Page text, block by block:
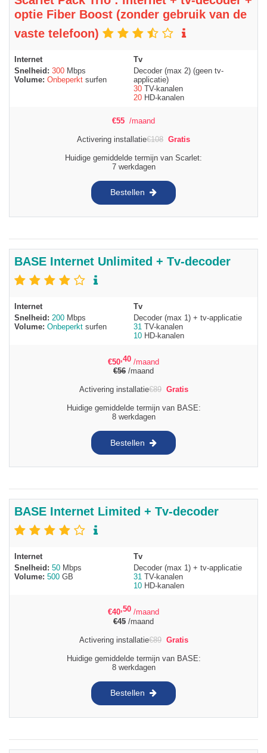
optie Fiber Boost (zonder gebruik van de
vaste telefoon)
Internet
Snelheid: 300 Mbps
Volume: Onbeperkt surfen
Tv
Decoder (max 2) (geen tv-
applicatie)
30 TV-kanalen
20 HD-kanalen
€55 /maand
Activering installatie€108 Gratis
Huidige gemiddelde termijn van Scarlet:
7 werkdagen
Bestellen
BASE Internet Unlimited + Tv-decoder
Internet
Snelheid: 200 Mbps
Volume: Onbeperkt surfen
Tv
Decoder (max 1) + tv-applicatie
31 TV-kanalen
10 HD-kanalen
€50,40 /maand
€56 /maand
Activering installatie€89 Gratis
Huidige gemiddelde termijn van BASE:
8 werkdagen
Bestellen
BASE Internet Limited + Tv-decoder
Internet
Snelheid: 50 Mbps
Volume: 500 GB
Tv
Decoder (max 1) + tv-applicatie
31 TV-kanalen
10 HD-kanalen
€40,50 /maand
€45 /maand
Activering installatie€89 Gratis
Huidige gemiddelde termijn van BASE:
8 werkdagen
Bestellen